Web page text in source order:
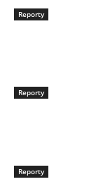
Reporty
Reporty
Reporty